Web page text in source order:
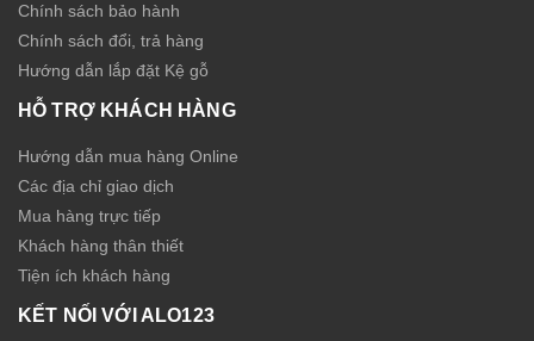
Chính sách bảo hành
Chính sách đổi, trả hàng
Hướng dẫn lắp đặt Kệ gỗ
HỖ TRỢ KHÁCH HÀNG
Hướng dẫn mua hàng Online
Các địa chỉ giao dịch
Mua hàng trực tiếp
Khách hàng thân thiết
Tiện ích khách hàng
KẾT NỐI VỚI ALO123